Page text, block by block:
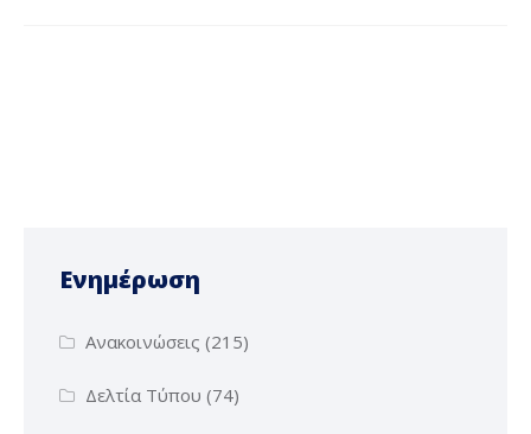
Ενημέρωση
Ανακοινώσεις (215)
Δελτία Τύπου (74)